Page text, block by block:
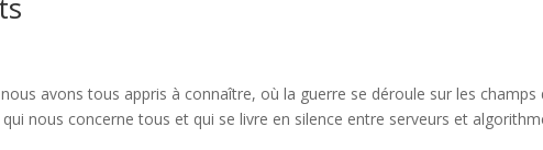
avons tous appris à connaître, où la guerre se déroule sur les champs
nous concerne tous et qui se livre en silence entre serveurs et